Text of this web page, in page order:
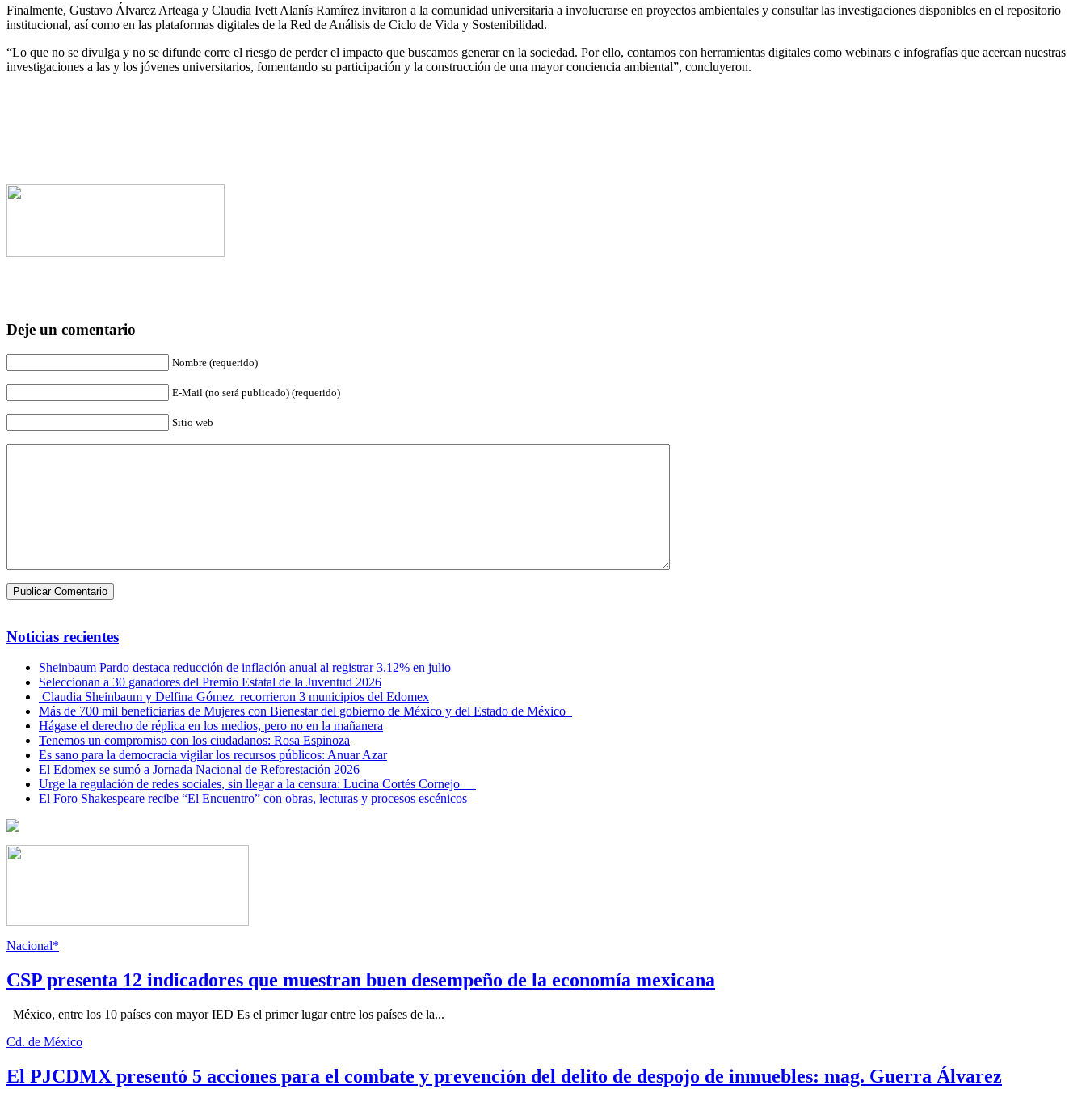
Finalmente, Gustavo Álvarez Arteaga y Claudia Ivett Alanís Ramírez invitaron a la comunidad universitaria a involucrarse en proyectos ambientales y consultar las investigaciones disponibles en el repositorio
institucional, así como en las plataformas digitales de la Red de Análisis de Ciclo de Vida y Sostenibilidad.
“Lo que no se divulga y no se difunde corre el riesgo de perder el impacto que buscamos generar en la sociedad. Por ello, contamos con herramientas digitales como webinars e infografías que acercan nuestras
investigaciones a las y los jóvenes universitarios, fomentando su participación y la construcción de una mayor conciencia ambiental”, concluyeron.
Deje un comentario
Nombre (requerido)
E-Mail (no será publicado) (requerido)
Sitio web
Noticias recientes
Sheinbaum Pardo destaca reducción de inflación anual al registrar 3.12% en julio
Seleccionan a 30 ganadores del Premio Estatal de la Juventud 2026
Claudia Sheinbaum y Delfina Gómez recorrieron 3 municipios del Edomex
Más de 700 mil beneficiarias de Mujeres con Bienestar del gobierno de México y del Estado de México
Hágase el derecho de réplica en los medios, pero no en la mañanera
Tenemos un compromiso con los ciudadanos: Rosa Espinoza
Es sano para la democracia vigilar los recursos públicos: Anuar Azar
El Edomex se sumó a Jornada Nacional de Reforestación 2026
Urge la regulación de redes sociales, sin llegar a la censura: Lucina Cortés Cornejo
El Foro Shakespeare recibe “El Encuentro” con obras, lecturas y procesos escénicos
Nacional*
CSP presenta 12 indicadores que muestran buen desempeño de la economía mexicana
México, entre los 10 países con mayor IED Es el primer lugar entre los países de la...
Cd. de México
El PJCDMX presentó 5 acciones para el combate y prevención del delito de despojo de inmuebles: mag. Guerra Álvarez